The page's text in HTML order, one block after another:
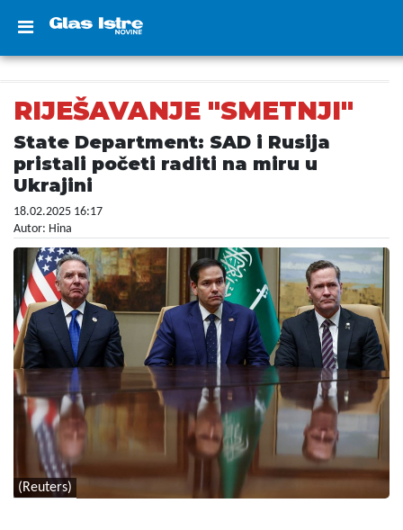
RIJEŠAVANJE "SMETNJI"
State Department: SAD i Rusija
pristali početi raditi na miru u
Ukrajini
18.02.2025 16:17
Autor: Hina
(Reuters)